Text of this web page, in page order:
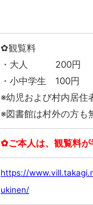
✿観覧料
・大人 200円
・小中学生 100円
※幼児および村内居住
※図書館は村外の方も
✿ご本人は、観覧料が
https://
ukinen/